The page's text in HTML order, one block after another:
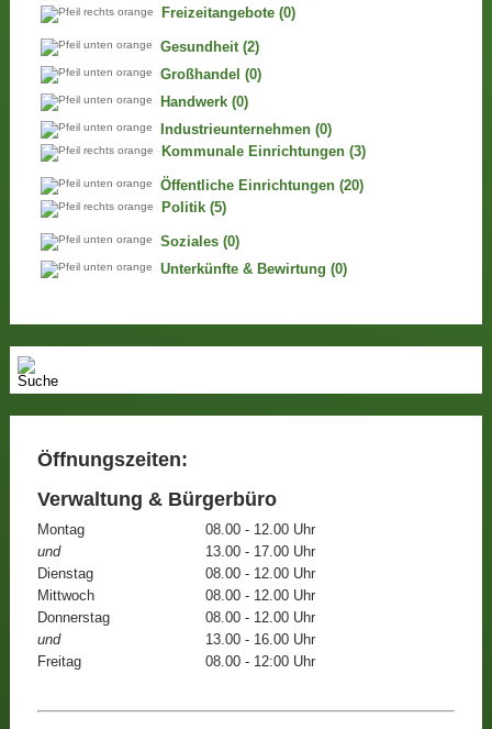
Freizeitangebote (0)
Gesundheit (2)
Großhandel (0)
Handwerk (0)
Industrieunternehmen (0)
Kommunale Einrichtungen (3)
Öffentliche Einrichtungen (20)
Politik (5)
Soziales (0)
Unterkünfte & Bewirtung (0)
Öffnungszeiten:
Verwaltung & Bürgerbüro
Montag
08.00 - 12.00 Uhr
und
13.00 - 17.00 Uhr
Dienstag
08.00 - 12.00 Uhr
Mittwoch
08.00 - 12.00 Uhr
Donnerstag
08.00 - 12.00 Uhr
und
13.00 - 16.00 Uhr
Freitag
08.00 - 12:00 Uhr